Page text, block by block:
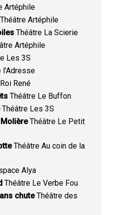
Artéphile
Artéphile
Théâtre La Scierie
Artéphile
Les 3S
l'Adresse
René
Théâtre Le Buffon
Théâtre Les 3S
Théâtre Le Petit
Théâtre Au coin de la
Alya
Théâtre Le Verbe Fou
chuteThéâtre des